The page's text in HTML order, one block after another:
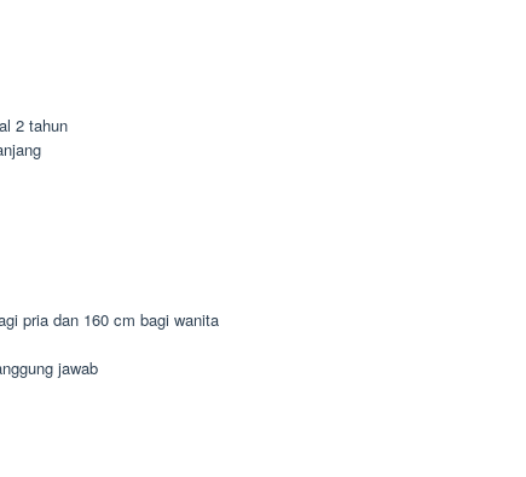
2 tahun
pria dan 160 cm bagi wanita
jawab